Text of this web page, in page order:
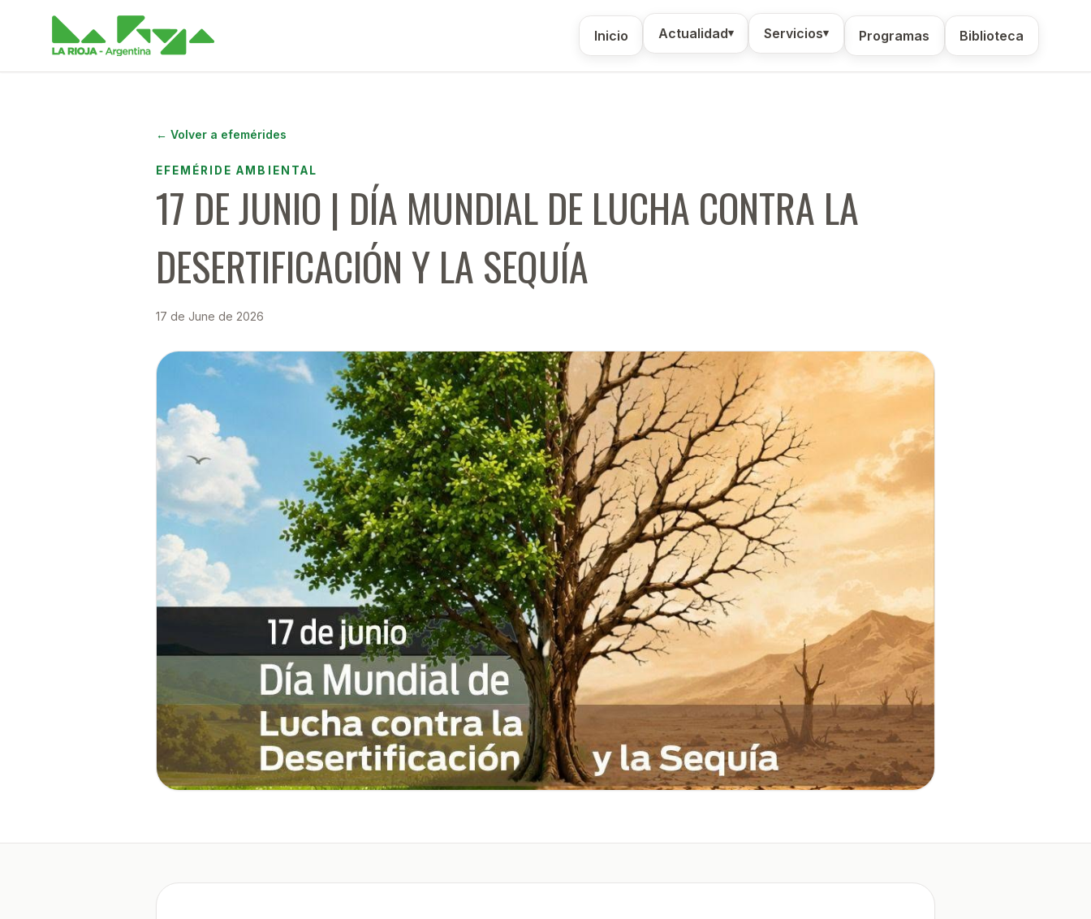
Inicio Actualidad▾ Servicios▾ Programas Biblioteca
← Volver a efemérides
EFEMÉRIDE AMBIENTAL
17 DE JUNIO | DÍA MUNDIAL DE LUCHA CONTRA LA
DESERTIFICACIÓN Y LA SEQUÍA
17 de June de 2026